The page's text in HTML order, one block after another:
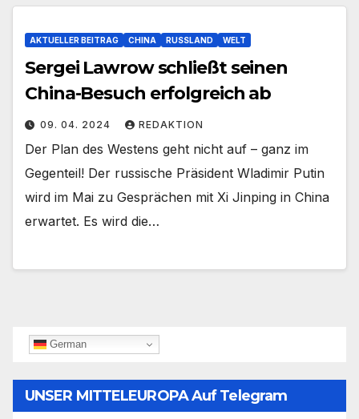
AKTUELLER BEITRAG CHINA RUSSLAND WELT
Sergei Lawrow schließt seinen
China-Besuch erfolgreich ab
09. 04. 2024 REDAKTION
Der Plan des Westens geht nicht auf – ganz im
Gegenteil! Der russische Präsident Wladimir Putin
wird im Mai zu Gesprächen mit Xi Jinping in China
erwartet. Es wird die…
German
UNSER MITTELEUROPA Auf Telegram